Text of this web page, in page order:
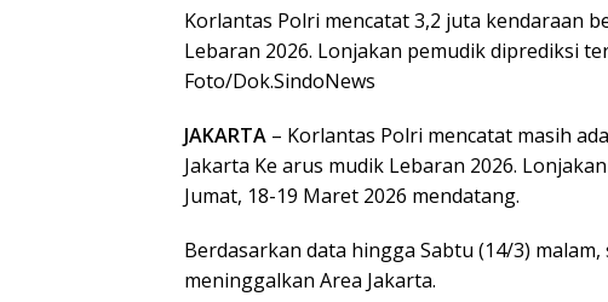
Korlantas Polri mencatat 3,2 juta kendaraan
Lebaran 2026. Lonjakan pemudik diprediksi
Foto/Dok.SindoNews
JAKARTA – Korlantas Polri mencatat masih
Jakarta Ke arus mudik Lebaran 2026.
Jumat, 18-19 Maret 2026 mendatang.
Berdasarkan data hingga Sabtu (14/3)
meninggalkan Area Jakarta.